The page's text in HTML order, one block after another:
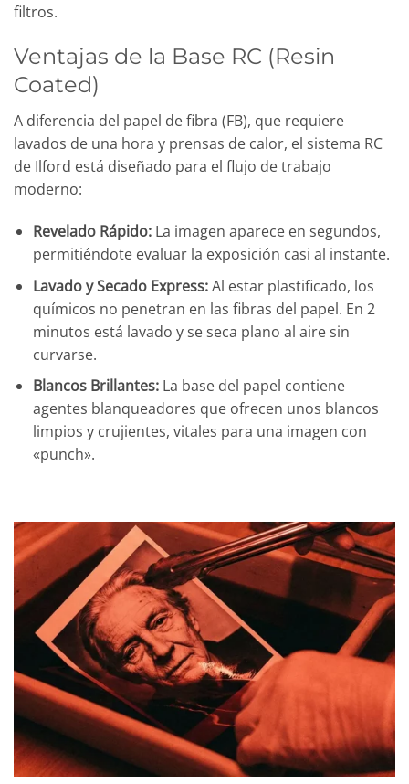
filtros.
Ventajas de la Base RC (Resin
Coated)
A diferencia del papel de fibra (FB), que requiere
lavados de una hora y prensas de calor, el sistema RC
de Ilford está diseñado para el flujo de trabajo
moderno:
Revelado Rápido:La imagen aparece en segundos,
permitiéndote evaluar la exposición casi al instante.
Lavado y Secado Express:Al estar plastificado, los
químicos no penetran en las fibras del papel. En 2
minutos está lavado y se seca plano al aire sin
curvarse.
Blancos Brillantes:La base del papel contiene
agentes blanqueadores que ofrecen unos blancos
limpios y crujientes, vitales para una imagen con
«punch».